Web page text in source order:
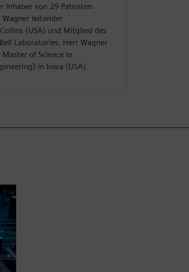
Inhaber von 29 Patenten.
Wagner leitender
(USA) und Mitglied des
Laboratories. Herr Wagner
of Science in
in Iowa (USA).